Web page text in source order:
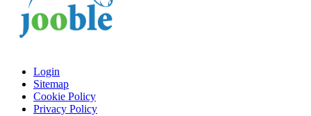
Login
Sitemap
Cookie Policy
Privacy Policy